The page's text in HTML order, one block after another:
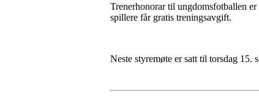
Trenerhonorar til ungdomsfotballen
spillere får gratis treningsavgift.
Neste styremøte er satt til torsdag 15.